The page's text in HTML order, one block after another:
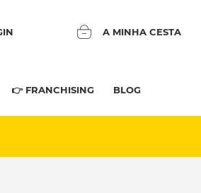
A MINHA CESTA
👉 FRANCHISING BLOG